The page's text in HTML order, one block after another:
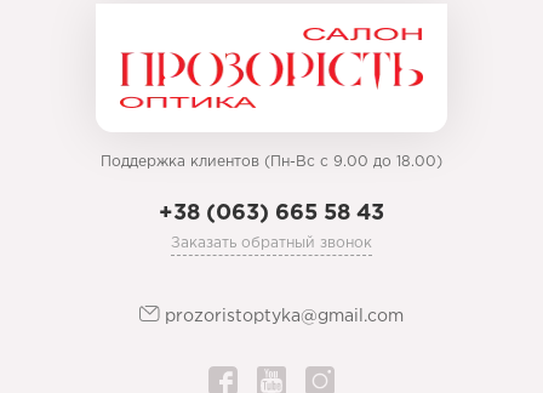
Поддержка клиентов (Пн-Вс с 9.00 до 18.00)
+38 (063) 665 58 43
Заказать обратный звонок
prozoristoptyka@gmail.com